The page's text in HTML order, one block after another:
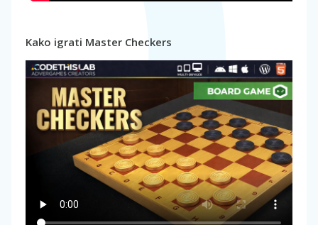
Kako igrati Master Checkers